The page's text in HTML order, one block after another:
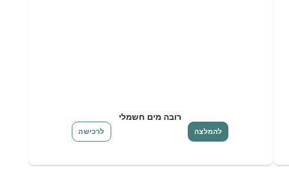
רובה מים חשמלי
להמלצה לרכישה